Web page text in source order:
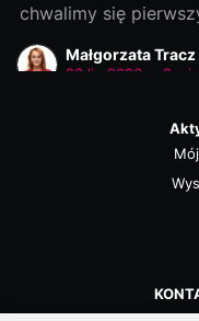
chwalimy się
Rozmowy
dowozimy jako pierwsi! Było to możliwe, bo
otwarte na dialog i
Małgorzata Tracz
23 lip 2026 2